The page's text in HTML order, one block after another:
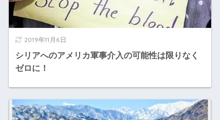
2019年11月6日
シリアへのアメリカ軍事介入の可能性は限りなく
ゼロに！